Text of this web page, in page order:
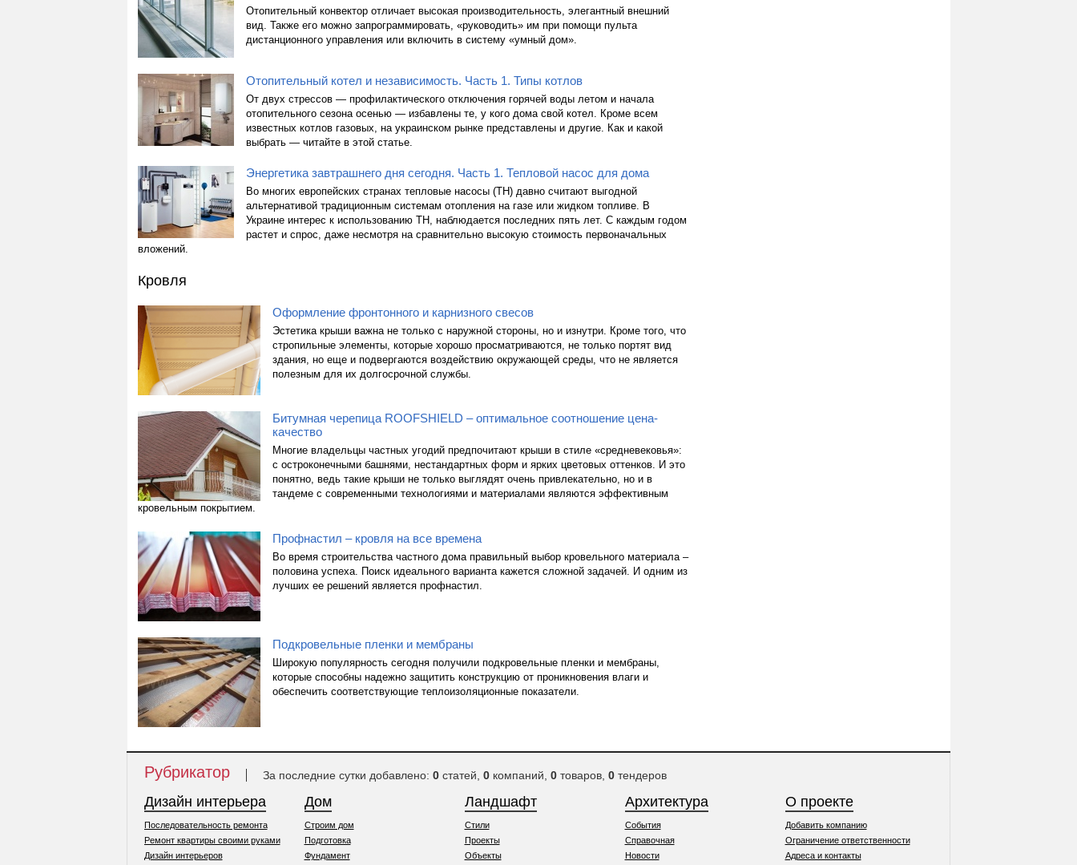
Отопительный конвектор отличает высокая производительность, элегантный внешний
вид. Также его можно запрограммировать, «руководить» им при помощи пульта
дистанционного управления или включить в систему «умный дом».
Отопительный котел и независимость. Часть 1. Типы котлов
От двух стрессов — профилактического отключения горячей воды летом и начала
отопительного сезона осенью — избавлены те, у кого дома свой котел. Кроме всем
известных котлов газовых, на украинском рынке представлены и другие. Как и какой
выбрать — читайте в этой статье.
Энергетика завтрашнего дня сегодня. Часть 1. Тепловой насос для дома
Во многих европейских странах тепловые насосы (ТН) давно считают выгодной
альтернативой традиционным системам отопления на газе или жидком топливе. В
Украине интерес к использованию ТН, наблюдается последних пять лет. С каждым годом
растет и спрос, даже несмотря на сравнительно высокую стоимость первоначальных
вложений.
Кровля
Оформление фронтонного и карнизного свесов
Эстетика крыши важна не только с наружной стороны, но и изнутри. Кроме того, что
стропильные элементы, которые хорошо просматриваются, не только портят вид
здания, но еще и подвергаются воздействию окружающей среды, что не является
полезным для их долгосрочной службы.
Битумная черепица ROOFSHIELD – оптимальное соотношение цена-
качество
Многие владельцы частных угодий предпочитают крыши в стиле «средневековья»:
с остроконечными башнями, нестандартных форм и ярких цветовых оттенков. И это
понятно, ведь такие крыши не только выглядят очень привлекательно, но и в
тандеме с современными технологиями и материалами являются эффективным
кровельным покрытием.
Профнастил – кровля на все времена
Во время строительства частного дома правильный выбор кровельного материала –
половина успеха. Поиск идеального варианта кажется сложной задачей. И одним из
лучших ее решений является профнастил.
Подкровельные пленки и мембраны
Широкую популярность сегодня получили подкровельные пленки и мембраны,
которые способны надежно защитить конструкцию от проникновения влаги и
обеспечить соответствующие теплоизоляционные показатели.
Рубрикатор За последние сутки добавлено: 0статей, 0компаний, 0товаров, 0тендеров
Дизайн интерьера
Последовательность ремонта
Ремонт квартиры своими руками
Дизайн интерьеров
Дом
Строим дом
Подготовка
Фундамент
Ландшафт
Стили
Проекты
Объекты
Архитектура
События
Справочная
Новости
О проекте
Добавить компанию
Ограничение ответственности
Адреса и контакты